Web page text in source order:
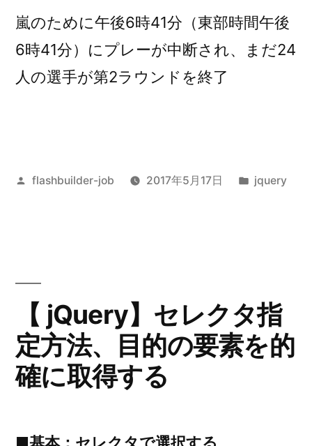
嵐のために午後6時41分（東部時間午後
6時41分）にプレーが中断され、まだ24
人の選手が第2ラウンドを終了
投
flashbuilder-job 2017年5月17日
カ
jquery
【 jQuery】セレクタ指
定方法、目的の要素を的
確に取得する
■基本：セレクタで選択する